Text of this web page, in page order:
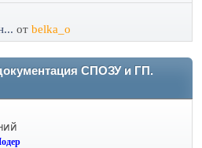
от belka_o
СПОЗУ и ГП.